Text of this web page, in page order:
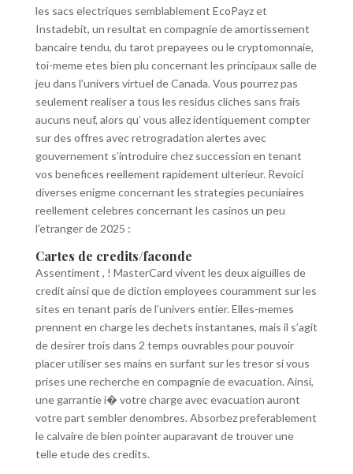
les sacs electriques semblablement EcoPayz et
Instadebit, un resultat en compagnie de amortissement
bancaire tendu, du tarot prepayees ou le cryptomonnaie,
toi-meme etes bien plu concernant les principaux salle de
jeu dans l’univers virtuel de Canada. Vous pourrez pas
seulement realiser a tous les residus cliches sans frais
aucuns neuf, alors qu’ vous allez identiquement compter
sur des offres avec retrogradation alertes avec
gouvernement s’introduire chez succession en tenant
vos benefices reellement rapidement ulterieur. Revoici
diverses enigme concernant les strategies pecuniaires
reellement celebres concernant les casinos un peu
l’etranger de 2025 :
Cartes de credits/faconde
Assentiment , ! MasterCard vivent les deux aiguilles de
credit ainsi que de diction employees couramment sur les
sites en tenant paris de l’univers entier. Elles-memes
prennent en charge les dechets instantanes, mais il s’agit
de desirer trois dans 2 temps ouvrables pour pouvoir
placer utiliser ses mains en surfant sur les tresor si vous
prises une recherche en compagnie de evacuation. Ainsi,
une garrantie i� votre charge avec evacuation auront
votre part sembler denombres. Absorbez preferablement
le calvaire de bien pointer auparavant de trouver une
telle etude des credits.